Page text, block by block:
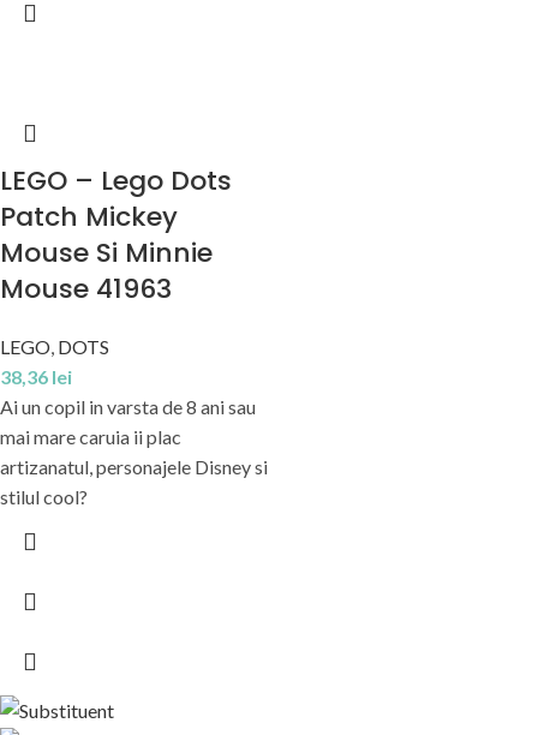
LEGO – Lego Dots
Patch Mickey
Mouse Si Minnie
Mouse 41963
LEGO, DOTS
38,36 lei
Ai un copil in varsta de 8 ani sau
mai mare caruia ii plac
artizanatul, personajele Disney si
stilul cool?